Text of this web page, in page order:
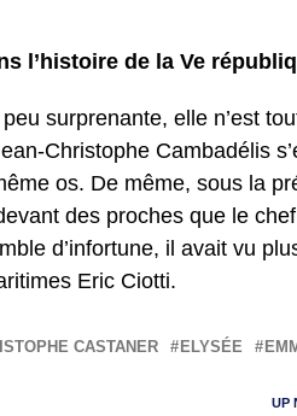
l’histoire de la Ve
surprenante, elle n’est
Christophe Cambadélis
os. De même, sous la
des proches que le
d’infortune, il avait vu
Eric Ciotti.
CASTANER ELYSÉE
UP